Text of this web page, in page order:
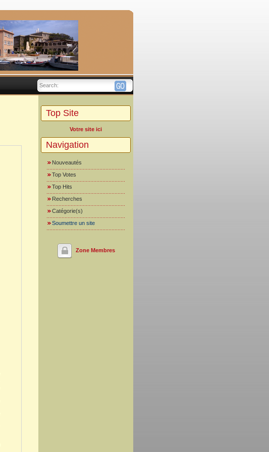
Search:
Top Site
Votre site ici
Navigation
Nouveautés
Top Votes
Top Hits
Recherches
Catégorie(s)
Soumettre un site
Zone Membres